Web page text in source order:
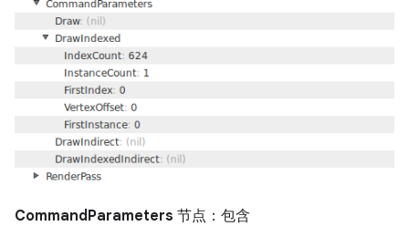
CommandParameters 节点：包含